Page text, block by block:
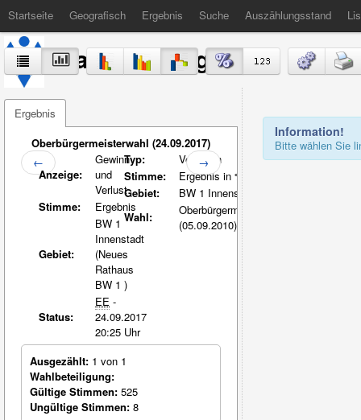
Startseite Geografisch Ergebnis Suche Auszählungsstand
Stadt Völklingen
Ergebnis
Oberbürgermeisterwahl (24.09.2017)
←
Anzeige:
Gewinn
und
Verlust
Stimme:
Ergebnis
Gebiet:
BW 1
Innenstadt
(Neues
Rathaus
BW 1 )
Status:
EE -
24.09.2017
20:25 Uhr
Typ:
Vergleich
Stimme:
Ergebnis in %-Pkt.
Gebiet:
BW 1 Innenstadt
Wahl:
Oberbürgermeisterwahl
(05.09.2010)
→
Ausgezählt: 1 von 1
Wahlbeteiligung:
Gültige Stimmen: 525
Ungültige Stimmen: 8
Information!
Bitte wählen Sie